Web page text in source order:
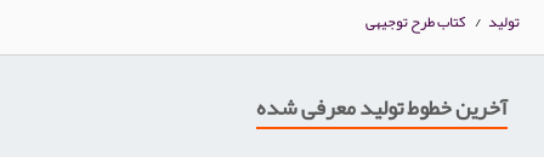
تولید / کتاب طرح توجیهی
آخرین خطوط تولید معرفی شده